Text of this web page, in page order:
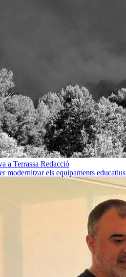
a Terrassa Redacció
modernitzar els equipaments educatius